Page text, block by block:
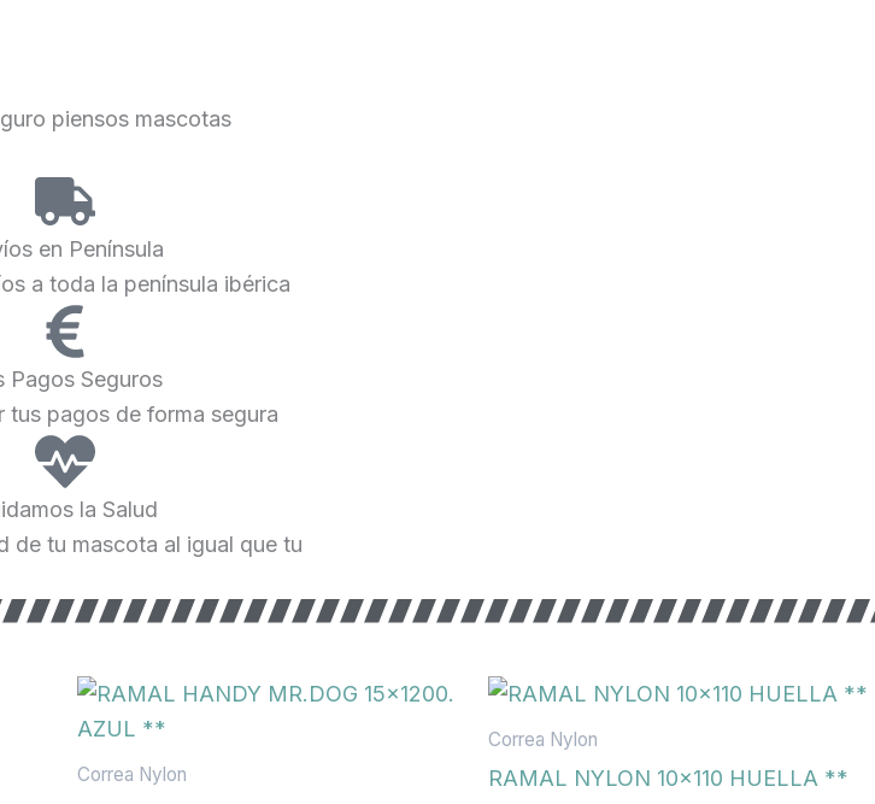
en Península
a toda la península ibérica
Pagos Seguros
tus pagos de forma segura
la Salud
de tu mascota al igual que tu
Correa Nylon
Correa Nylon
RAMAL NYLON 10×110 HUELLA **